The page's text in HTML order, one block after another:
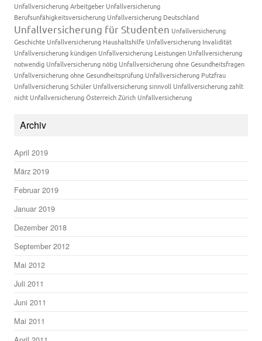
Unfallversicherung Arbeitgeber Unfallversicherung
Berufsunfähigkeitsversicherung Unfallversicherung Deutschland
Unfallversicherung für Studenten Unfallversicherung
Geschichte Unfallversicherung Haushaltshilfe Unfallversicherung Invalidität
Unfallversicherung kündigen Unfallversicherung Leistungen Unfallversicherung
notwendig Unfallversicherung nötig Unfallversicherung ohne Gesundheitsfragen
Unfallversicherung ohne Gesundheitsprüfung Unfallversicherung Putzfrau
Unfallversicherung Schüler Unfallversicherung sinnvoll Unfallversicherung zahlt
nicht Unfallversicherung ÖsterreichZürich Unfallversicherung
Archiv
April 2019
März 2019
Februar 2019
Januar 2019
Dezember 2018
September 2012
Mai 2012
Juli 2011
Juni 2011
Mai 2011